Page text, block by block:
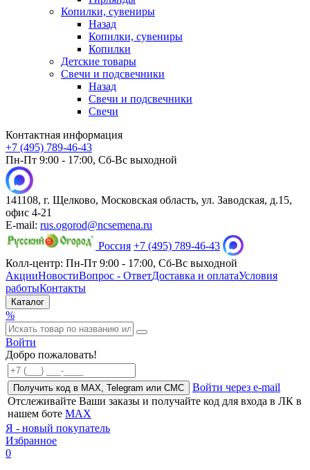
Копилки, сувениры
Назад
Копилки, сувениры
Копилки
Детские товары
Свечи и подсвечники
Назад
Свечи и подсвечники
Свечи
Контактная информация
+7 (495) 789-46-43
Пн-Пт 9:00 - 17:00, Сб-Вс выходной
141108, г. Щелково, Московская область, ул. Заводская, д.15,
офис 4-21
E-mail: rus.ogorod@ncsemena.ru
Россия +7 (495) 789-46-43
Колл-центр: Пн-Пт 9:00 - 17:00, Сб-Вс выходной
АкцииНовостиВопрос - ОтветДоставка и оплатаУсловия
работыКонтакты
Каталог
%
Войти
Добро пожаловать!
Получить код в MAX, Telegram или СМС
Войти через e-mail
Отслеживайте Ваши заказы и получайте код для входа в ЛК в
нашем боте MAX
Я - новый покупатель
Избранное
0